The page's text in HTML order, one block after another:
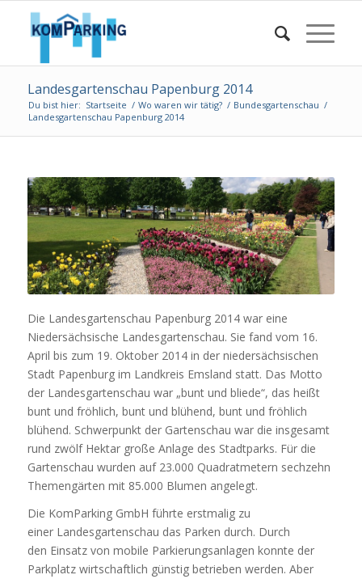
Landesgartenschau Papenburg 2014
Du bist hier: Startseite / Wo waren wir tätig? / Bundesgartenschau /
Landesgartenschau Papenburg 2014
Die Landesgartenschau Papenburg 2014 war eine
Niedersächsische Landesgartenschau. Sie fand vom 16.
April bis zum 19. Oktober 2014 in der niedersächsischen
Stadt Papenburg im Landkreis Emsland statt. Das Motto
der Landesgartenschau war „bunt und bliede“, das heißt
bunt und fröhlich, bunt und blühend, bunt und fröhlich
blühend. Schwerpunkt der Gartenschau war die insgesamt
rund zwölf Hektar große Anlage des Stadtparks. Für die
Gartenschau wurden auf 23.000 Quadratmetern sechzehn
Themengärten mit 85.000 Blumen angelegt.
Die KomParking GmbH führte erstmalig zu
einer Landesgartenschau das Parken durch. Durch
den Einsatz von mobile Parkierungsanlagen konnte der
Parkplatz wirtschaftlich günstig betrieben werden. Aber